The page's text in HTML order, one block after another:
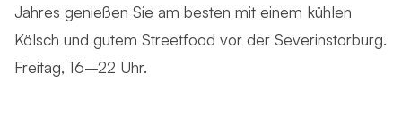
Jahres genießen Sie am besten mit einem kühlen
Kölsch und gutem Streetfood vor der Severinstorburg.
Freitag, 16–22 Uhr.